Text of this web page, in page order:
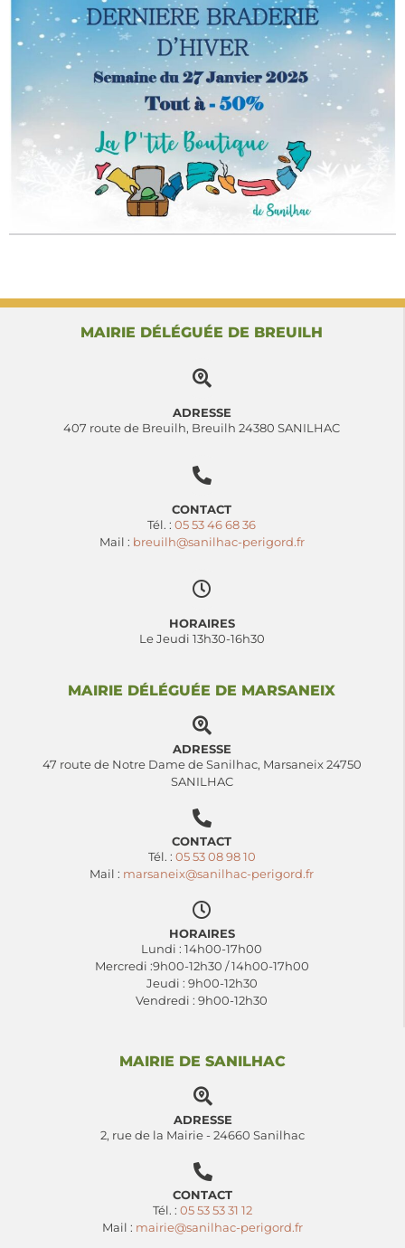
MAIRIE DÉLÉGUÉE DE BREUILH
ADRESSE
407 route de Breuilh, Breuilh 24380 SANILHAC
CONTACT
Tél. : 05 53 46 68 36
Mail : breuilh@sanilhac-perigord.fr
HORAIRES
Le Jeudi 13h30-16h30
MAIRIE DÉLÉGUÉE DE MARSANEIX
ADRESSE
47 route de Notre Dame de Sanilhac, Marsaneix 24750
SANILHAC
CONTACT
Tél. : 05 53 08 98 10
Mail : marsaneix@sanilhac-perigord.fr
HORAIRES
Lundi : 14h00-17h00
Mercredi :9h00-12h30 / 14h00-17h00
Jeudi : 9h00-12h30
Vendredi : 9h00-12h30
MAIRIE DE SANILHAC
ADRESSE
2, rue de la Mairie - 24660 Sanilhac
CONTACT
Tél. : 05 53 53 31 12
Mail : mairie@sanilhac-perigord.fr